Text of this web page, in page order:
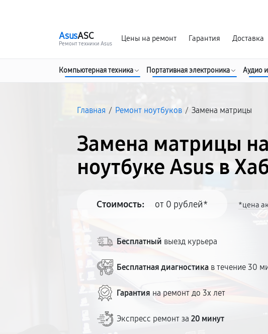
AsusASC
Ремонт техники Asus
Цены на ремонт Гарантия Доставка
Компьютерная техника Портативная электроника Аудио
Главная / Ремонт ноутбуков / Замена матрицы
Замена матрицы на
ноутбуке Asus в
Стоимость: от 0 рублей* *цена
Бесплатный выезд курьера
Бесплатная диагностика в течение 30
Гарантия на ремонт до 3х лет
Экспресс ремонт за20 минут